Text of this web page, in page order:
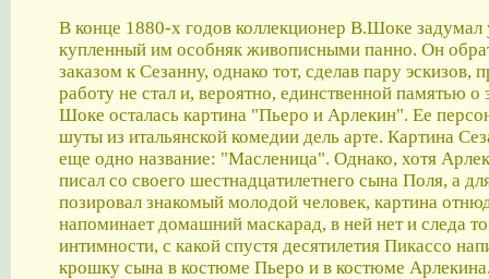
В конце 1880-х годов коллекционер В.Шоке задумал
купленный им особняк живописными панно. Он
заказом к Сезанну, однако тот, сделав пару эскизов,
работу не стал и, вероятно, единственной памятью о
Шоке осталась картина "Пьеро и Арлекин". Ее
шуты из итальянской комедии дель арте. Картина
еще одно название: "Масленица". Однако, хотя
писал со своего шестнадцатилетнего сына Поля, а
позировал знакомый молодой человек, картина
напоминает домашний маскарад, в ней нет и следа
интимности, с какой спустя десятилетия Пикассо
крошку сына в костюме Пьеро и в костюме